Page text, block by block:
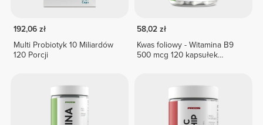
192,06 zł
Multi Probiotyk 10 Miliardów
120 Porcji
58,02 zł
Kwas foliowy - Witamina B9
500 mcg 120 kapsułek